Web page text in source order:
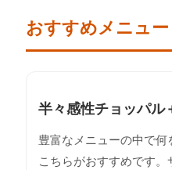
おすすめメニュー
半々感性チョッパル
豊富なメニューの中で何
こちらがおすすめです。